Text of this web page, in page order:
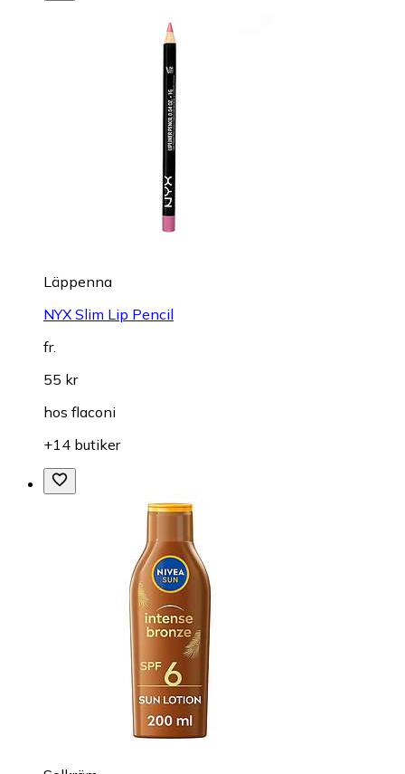
Läppenna
NYX Slim Lip Pencil
fr.
55 kr
hos flaconi
+14 butiker